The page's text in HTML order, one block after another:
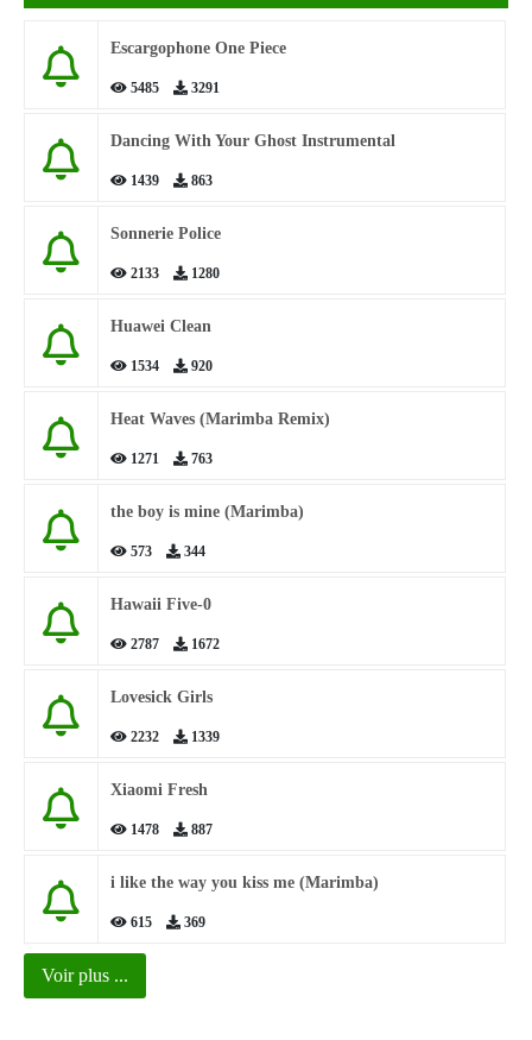
Escargophone One Piece
5485 3291
Dancing With Your Ghost Instrumental
1439 863
Sonnerie Police
2133 1280
Huawei Clean
1534 920
Heat Waves (Marimba Remix)
1271 763
the boy is mine (Marimba)
573 344
Hawaii Five-0
2787 1672
Lovesick Girls
2232 1339
Xiaomi Fresh
1478 887
i like the way you kiss me (Marimba)
615 369
Voir plus ...